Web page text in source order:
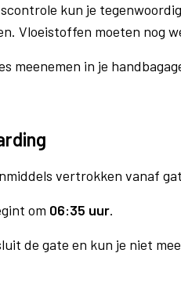
kun je
Vloeistoffen moeten nog
meenemen in je
vertrokken vanaf
om 06:35 uur.
de gate en kun je niet